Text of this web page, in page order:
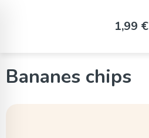
Bananes chips
1,99 €